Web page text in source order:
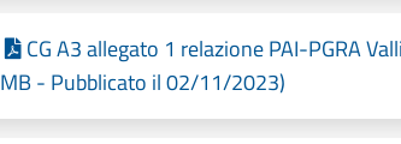
CG A3 allegato 1 relazione PAI-PGRA
MB - Pubblicato il 02/11/2023)